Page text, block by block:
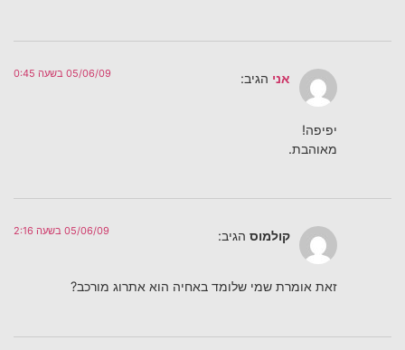
אני הגיב: 05/06/09 בשעה 0:45
יפיפה!
מאוהבת.
קולמוס הגיב: 05/06/09 בשעה 2:16
זאת אומרת שמי שלומד באחיה הוא אתרוג מורכב?